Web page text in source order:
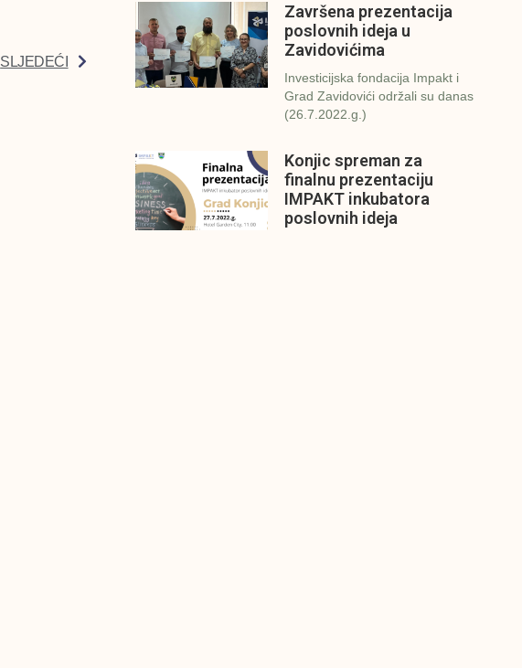
SLJEDEĆI
Završena prezentacija
poslovnih ideja u
Zavidovićima
Investicijska fondacija Impakt i
Grad Zavidovići održali su danas
(26.7.2022.g.)
Konjic spreman za
finalnu prezentaciju
IMPAKT inkubatora
poslovnih ideja